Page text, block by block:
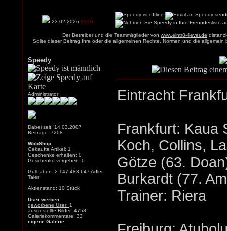
23.02.2026 21:01
Der Betreiber und die Teammitglieder von www.eintr8-4ever.de
Sollte dieser Beitrag Ihre oder die allgemeinen Rechte, Normen und die
Speedy
Administrator
Dabei seit: 14.03.2007
Beiträge: 7208
WbbShop:
Gekaufte Artikel: 1
Geschenke erhalten: 0
Geschenke vergeben: 0
Guthaben: 2.147.483.647 Adler-
Taler
Aktienstand: 10 Stück
User werben:
geworbene User: 1
ausgestellte Bilder: 4758
Galeriekommentare: 33
eigene Galerie
Eintracht
Frankfurt: Kaua
Koch, Collins,
Götze (63.
Burkardt (77.
Trainer: Riera